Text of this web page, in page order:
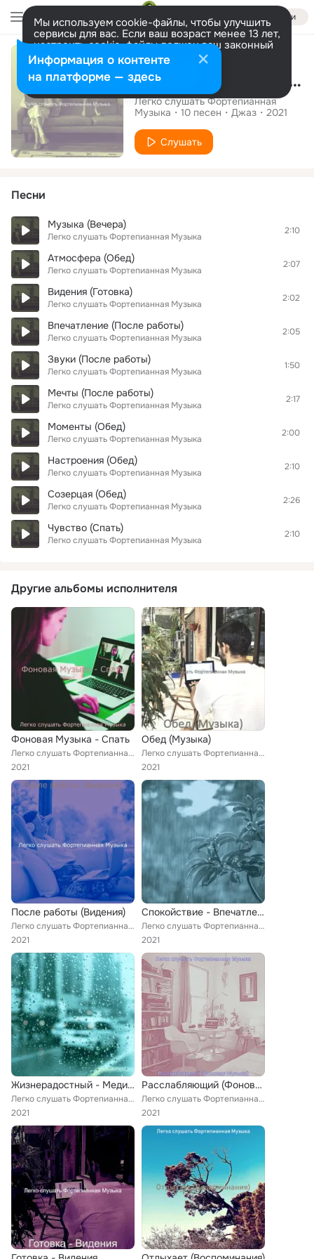
Войти
Мы используем cookie-файлы, чтобы улучшить
сервисы для вас. Если ваш возраст менее 13 лет,
настроить cookie-файлы должен ваш законный
представитель. Больше информации
Разрешить все Настроить
Альбом
После работы - Атмосфера
Легко слушать Фортепианная
Музыка
10 песен Джаз 2021
Слушать
Песни
Музыка (Вечера)
Легко слушать Фортепианная Музыка
2:10
Атмосфера (Обед)
Легко слушать Фортепианная Музыка
2:07
Видения (Готовка)
Легко слушать Фортепианная Музыка
2:02
Впечатление (После работы)
Легко слушать Фортепианная Музыка
2:05
Звуки (После работы)
Легко слушать Фортепианная Музыка
1:50
Мечты (После работы)
Легко слушать Фортепианная Музыка
2:17
Моменты (Обед)
Легко слушать Фортепианная Музыка
2:00
Настроения (Обед)
Легко слушать Фортепианная Музыка
2:10
Созерцая (Обед)
Легко слушать Фортепианная Музыка
2:26
Чувство (Спать)
Легко слушать Фортепианная Музыка
2:10
Другие альбомы исполнителя
Фоновая Музыка - Спать
Легко слушать Фортепианная Музыка
2021
Обед (Музыка)
Легко слушать Фортепианная Музыка
2021
После работы (Видения)
Легко слушать Фортепианная Музыка
2021
Спокойствие - Впечатления
Легко слушать Фортепианная Музыка
2021
Жизнерадостный - Медитировать
Легко слушать Фортепианная Музыка
2021
Расслабляющий (Фоновая Музыка)
Легко слушать Фортепианная Музыка
2021
Информация о контенте
на платформе — здесь